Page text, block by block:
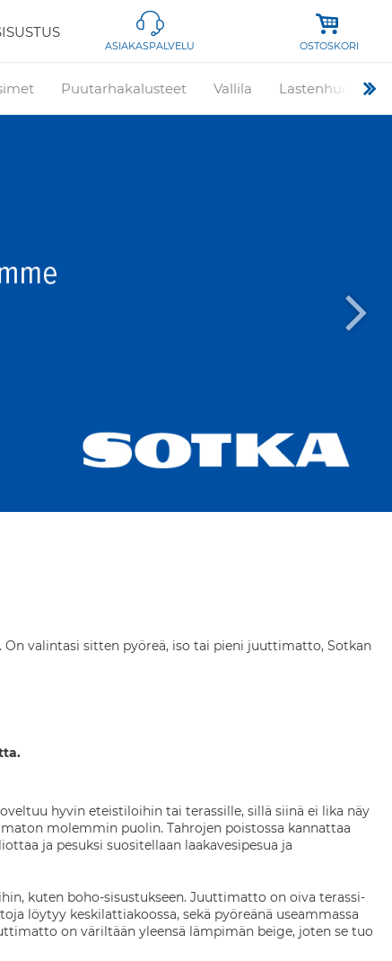
ASIAKASPALVELU OSTOSKORI
Puutarhakalusteet Vallila Lastenhuone
valintasi sitten pyöreä, iso tai pieni juuttimatto, Sotkan
hyvin eteistiloihin tai terassille, sillä siinä ei lika näy
molemmin puolin. Tahrojen poistossa kannattaa
ja pesuksi suositellaan laakavesipesua ja
kuten boho-sisustukseen. Juuttimatto on oiva terassi-
löytyy keskilattiakoossa, sekä pyöreänä useammassa
on väriltään yleensä lämpimän beige, joten se tuo